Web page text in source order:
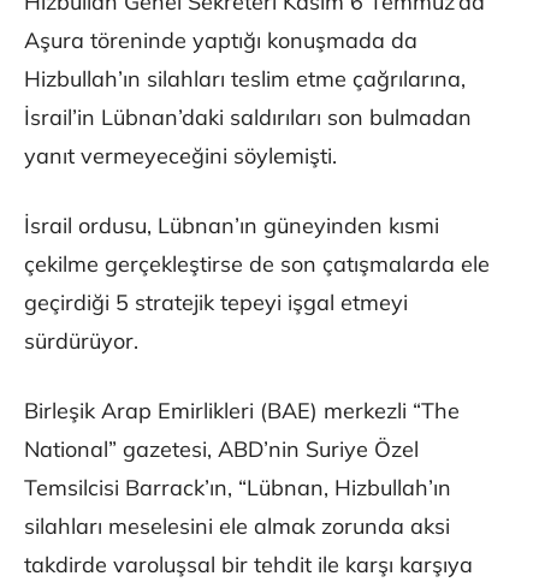
Aşura töreninde yaptığı konuşmada da
Hizbullah’ın silahları teslim etme çağrılarına,
İsrail’in Lübnan’daki saldırıları son bulmadan
yanıt vermeyeceğini söylemişti.
İsrail ordusu, Lübnan’ın güneyinden kısmi
çekilme gerçekleştirse de son çatışmalarda ele
geçirdiği 5 stratejik tepeyi işgal etmeyi
sürdürüyor.
Birleşik Arap Emirlikleri (BAE) merkezli “The
National” gazetesi, ABD’nin Suriye Özel
Temsilcisi Barrack’ın, “Lübnan, Hizbullah’ın
silahları meselesini ele almak zorunda aksi
takdirde varoluşsal bir tehdit ile karşı karşıya